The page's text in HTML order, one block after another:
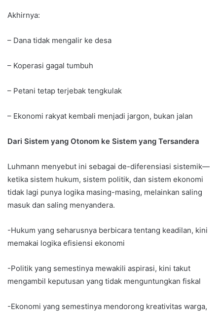
Akhirnya:
– Dana tidak mengalir ke desa
– Koperasi gagal tumbuh
– Petani tetap terjebak tengkulak
– Ekonomi rakyat kembali menjadi jargon, bukan jalan
Dari Sistem yang Otonom ke Sistem yang Tersandera
Luhmann menyebut ini sebagai de-diferensiasi sistemik—
ketika sistem hukum, sistem politik, dan sistem ekonomi
tidak lagi punya logika masing-masing, melainkan saling
masuk dan saling menyandera.
-Hukum yang seharusnya berbicara tentang keadilan, kini
memakai logika efisiensi ekonomi
-Politik yang semestinya mewakili aspirasi, kini takut
mengambil keputusan yang tidak menguntungkan fiskal
-Ekonomi yang semestinya mendorong kreativitas warga,